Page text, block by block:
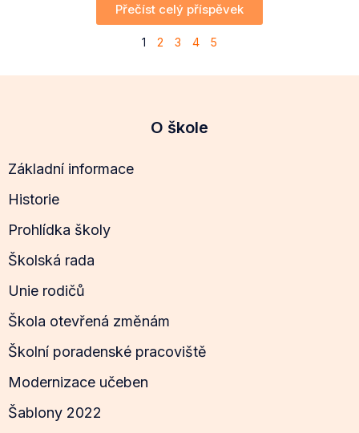
Přečíst celý příspěvek
1 2 3 4 5
O škole
Základní informace
Historie
Prohlídka školy
Školská rada
Unie rodičů
Škola otevřená změnám
Školní poradenské pracoviště
Modernizace učeben
Šablony 2022